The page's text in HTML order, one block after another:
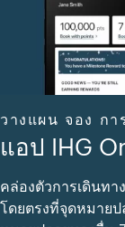
วางแผน จอง กา
แอป IHG
คล่องตัวการเดินทา
โดยตรงที่จุดหมาย